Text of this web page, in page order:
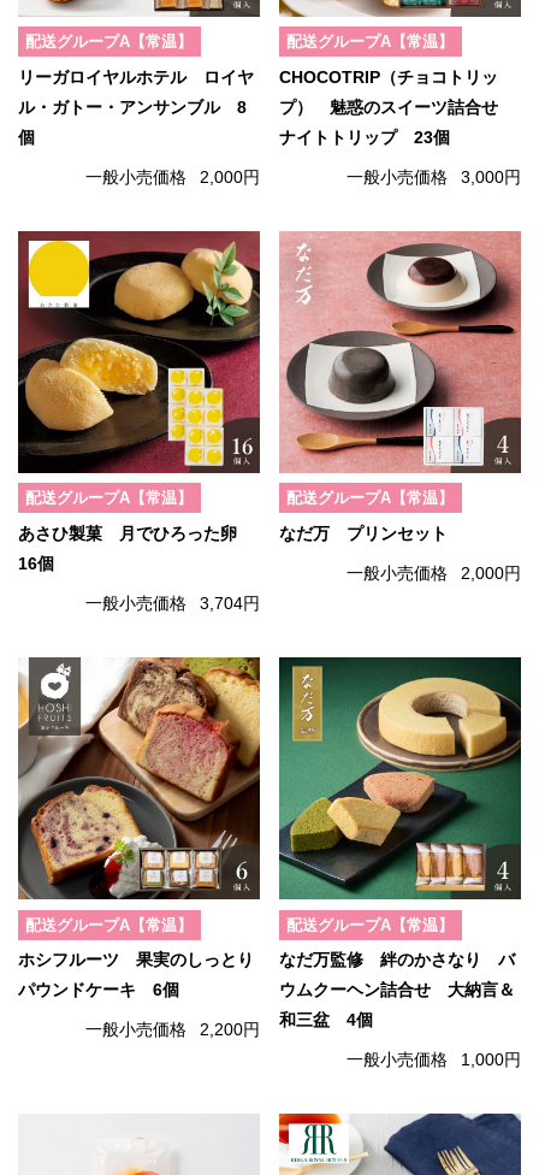
配送グループA【常温】
リーガロイヤルホテル ロイヤ
ル・ガトー・アンサンブル 8
個
一般小売価格 2,000円
配送グループA【常温】
CHOCOTRIP（チョコトリッ
プ） 魅惑のスイーツ詰合せ
ナイトトリップ 23個
一般小売価格 3,000円
配送グループA【常温】
あさひ製菓 月でひろった卵
16個
一般小売価格 3,704円
配送グループA【常温】
なだ万 プリンセット
一般小売価格 2,000円
配送グループA【常温】
ホシフルーツ 果実のしっとり
パウンドケーキ 6個
一般小売価格 2,200円
配送グループA【常温】
なだ万監修 絆のかさなり バ
ウムクーヘン詰合せ 大納言＆
和三盆 4個
一般小売価格 1,000円